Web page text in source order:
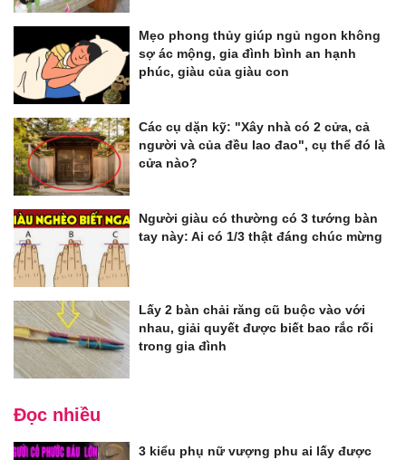
Mẹo phong thủy giúp ngủ ngon không
sợ ác mộng, gia đình bình an hạnh
phúc, giàu của giàu con
Các cụ dặn kỹ: "Xây nhà có 2 cửa, cả
người và của đều lao đao", cụ thể đó là
cửa nào?
Người giàu có thường có 3 tướng bàn
tay này: Ai có 1/3 thật đáng chúc mừng
Lấy 2 bàn chải răng cũ buộc vào với
nhau, giải quyết được biết bao rắc rối
trong gia đình
Đọc nhiều
3 kiểu phụ nữ vượng phu ai lấy được